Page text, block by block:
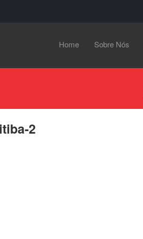
Home Sobre Nós
2